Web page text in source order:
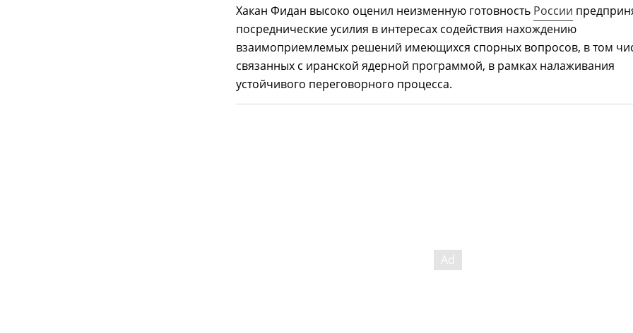
Хакан Фидан высоко оценил неизменную готовность России
посреднические усилия в интересах содействия нахождению
взаимоприемлемых решений имеющихся спорных вопросов, в том
связанных с иранской ядерной программой, в рамках налаживания
устойчивого переговорного процесса.